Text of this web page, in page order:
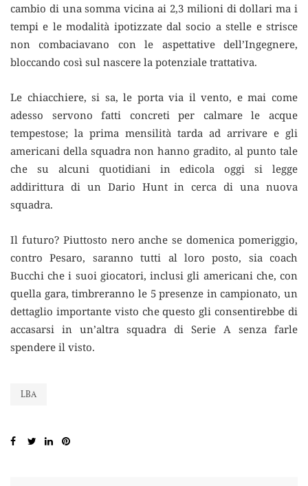
cambio di una somma vicina ai 2,3 milioni di dollari ma i
tempi e le modalità ipotizzate dal socio a stelle e strisce
non combaciavano con le aspettative dell’Ingegnere,
bloccando così sul nascere la potenziale trattativa.
Le chiacchiere, si sa, le porta via il vento, e mai come
adesso servono fatti concreti per calmare le acque
tempestose; la prima mensilità tarda ad arrivare e gli
americani della squadra non hanno gradito, al punto tale
che su alcuni quotidiani in edicola oggi si legge
addirittura di un Dario Hunt in cerca di una nuova
squadra.
Il futuro? Piuttosto nero anche se domenica pomeriggio,
contro Pesaro, saranno tutti al loro posto, sia coach
Bucchi che i suoi giocatori, inclusi gli americani che, con
quella gara, timbreranno le 5 presenze in campionato, un
dettaglio importante visto che questo gli consentirebbe di
accasarsi in un’altra squadra di Serie A senza farle
spendere il visto.
LBA